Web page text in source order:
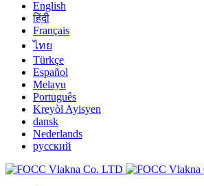
English
हिंदी
Français
ไทย
Türkçe
Español
Melayu
Português
Kreyòl Ayisyen
dansk
Nederlands
русский